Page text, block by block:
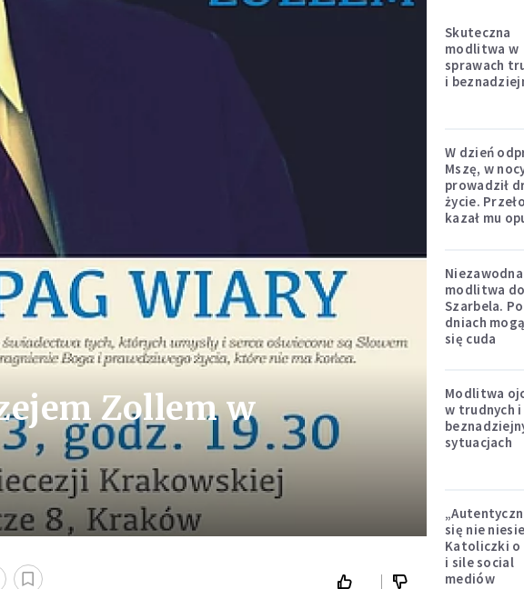
Zollem w
Skuteczna
modlitwa w
sprawach
i
W dzień
Mszę, w
prowadził
życie.
kazał mu
Niezawodna
modlitwa do
Szarbela.
dniach
się cuda
Modlitwa
w trudnych i
sytuacjach
się nie
Katoliczki o
i sile social
mediów